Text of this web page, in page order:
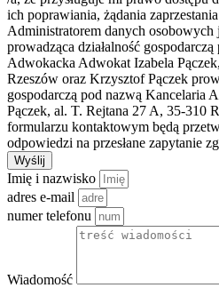
ich poprawiania, żądania
Administratorem danych osobowych
prowadząca działalność
Adwokacka Adwokat Izabela
Rzeszów oraz Krzysztof Pączek
gospodarczą pod nazwą Kancelaria
Pączek, al. T. Rejtana 27 A, 35-310
formularzu kontaktowym będą
odpowiedzi na przesłane zapytanie
Wyślij
Imię i nazwisko
adres e-mail
numer telefonu
Wiadomość